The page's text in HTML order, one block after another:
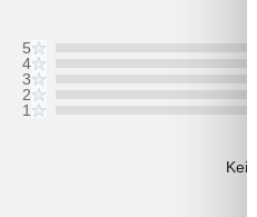
5
4
3
2
1